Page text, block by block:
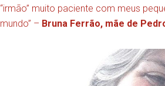
“irmão” muito paciente com meus
mundo” – Bruna Ferrão, mãe de